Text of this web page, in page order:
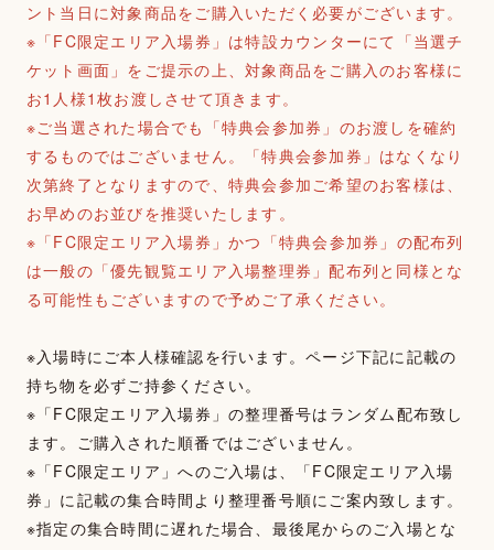
ント当日に対象商品をご購入いただく必要がございます。
※「FC限定エリア入場券」は特設カウンターにて「当選チ
ケット画面」をご提示の上、対象商品をご購入のお客様に
お1人様1枚お渡しさせて頂きます。
※ご当選された場合でも「特典会参加券」のお渡しを確約
するものではございません。「特典会参加券」はなくなり
次第終了となりますので、特典会参加ご希望のお客様は、
お早めのお並びを推奨いたします。
※「FC限定エリア入場券」かつ「特典会参加券」の配布列
は一般の「優先観覧エリア入場整理券」配布列と同様とな
る可能性もございますので予めご了承ください。
※入場時にご本人様確認を行います。ページ下記に記載の
持ち物を必ずご持参ください。
※「FC限定エリア入場券」の整理番号はランダム配布致し
ます。ご購入された順番ではございません。
※「FC限定エリア」へのご入場は、「FC限定エリア入場
券」に記載の集合時間より整理番号順にご案内致します。
※指定の集合時間に遅れた場合、最後尾からのご入場とな